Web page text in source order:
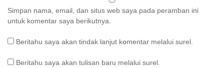
Simpan nama, email, dan situs web saya pada peramban ini
untuk komentar saya berikutnya.
Beritahu saya akan tindak lanjut komentar melalui surel.
Beritahu saya akan tulisan baru melalui surel.